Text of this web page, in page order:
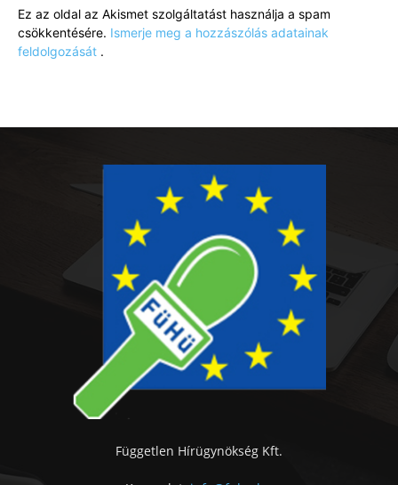
Ez az oldal az Akismet szolgáltatást használja a spam
csökkentésére. Ismerje meg a hozzászólás adatainak
feldolgozását .
Független Hírügynökség Kft.